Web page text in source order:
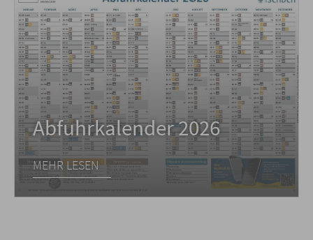
Abfuhrkalender 2026
MEHR LESEN